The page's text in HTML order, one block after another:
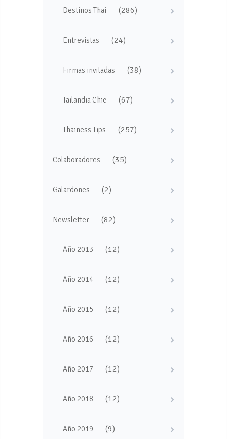
Destinos Thai (286)
Entrevistas (24)
Firmas invitadas (38)
Tailandia Chic (67)
Thainess Tips (257)
Colaboradores (35)
Galardones (2)
Newsletter (82)
Año 2013 (12)
Año 2014 (12)
Año 2015 (12)
Año 2016 (12)
Año 2017 (12)
Año 2018 (12)
Año 2019 (9)